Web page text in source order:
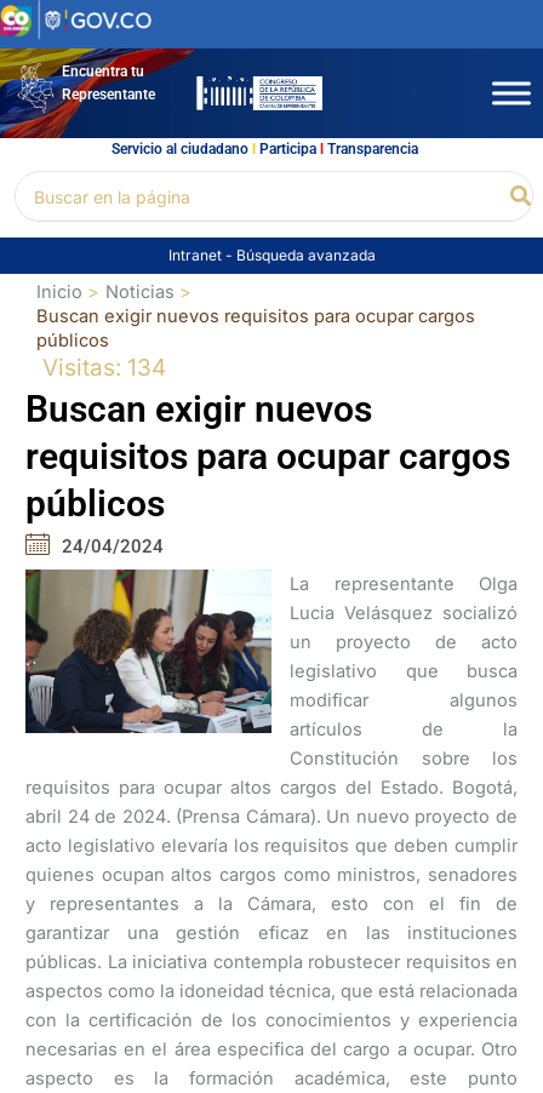
Ir
al
contenidoEncuentra tu
Representante
Servicio al ciudadano l Participal Transparencia
por:
Intranet - Búsqueda avanzada
Inicio
Noticias
Buscan exigir nuevos requisitos para ocupar cargos
públicos
Visitas: 134
Buscan exigir nuevos
requisitos para ocupar cargos
públicos
24/04/2024
La representante Olga
Lucia Velásquez socializó
un proyecto de acto
legislativo que busca
modificar algunos
artículos de la
Constitución sobre los
requisitos para ocupar altos cargos del Estado. Bogotá,
abril 24 de 2024. (Prensa Cámara). Un nuevo proyecto de
acto legislativo elevaría los requisitos que deben cumplir
quienes ocupan altos cargos como ministros, senadores
y representantes a la Cámara, esto con el fin de
garantizar una gestión eficaz en las instituciones
públicas. La iniciativa contempla robustecer requisitos en
aspectos como la idoneidad técnica, que está relacionada
con la certificación de los conocimientos y experiencia
necesarias en el área especifica del cargo a ocupar. Otro
aspecto es la formación académica, este punto